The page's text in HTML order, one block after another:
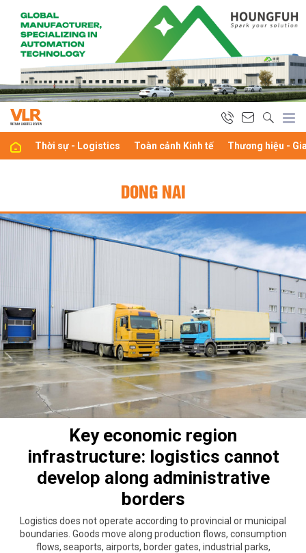
Thời sự - Logistics Toàn cảnh Kinh tế Thương hiệu -
DONG NAI
Key economic region
infrastructure: logistics cannot
develop along administrative
borders
Logistics does not operate according to provincial or municipal
boundaries. Goods move along production flows, consumption
flows, seaports, airports, border gates, industrial parks,